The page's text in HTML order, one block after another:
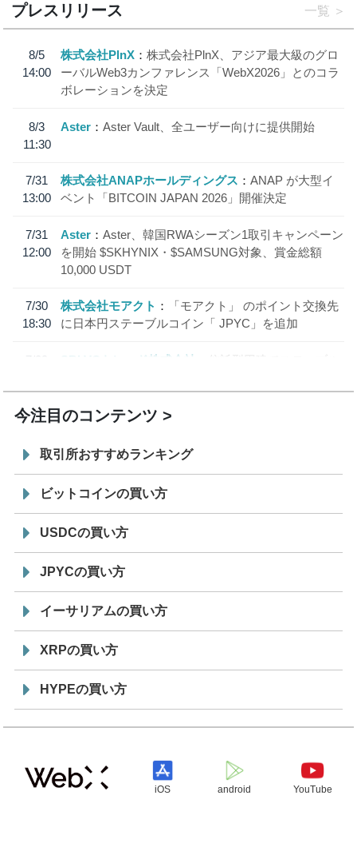
プレスリリース 一覧
8/5
14:00
株式会社PlnX
株式会社PlnX、アジア最大級のグロ
ーバルWeb3カンファレンス「WebX2026」とのコラ
ボレーションを決定
8/3
11:30
Aster Aster Vault、全ユーザー向けに提供開始
7/31
13:00
株式会社ANAPホールディングス
ANAP が大型イ
ベント「BITCOIN JAPAN 2026」開催決定
7/31
12:00
Aster
Aster、韓国RWAシーズン1取引キャンペーン
を開始 $SKHYNIX・$SAMSUNG対象、賞金総額
10,000 USDT
7/30
18:30
株式会社モアクト
「モアクト」 のポイント交換先
に日本円ステーブルコイン「 JPYC」を追加
7/29
SBI VCトレード株式会社
信託型円建てステーブル
今注目のコンテンツ
取引所おすすめランキング
ビットコインの買い方
USDCの買い方
JPYCの買い方
イーサリアムの買い方
XRPの買い方
HYPEの買い方
iOS android YouTube